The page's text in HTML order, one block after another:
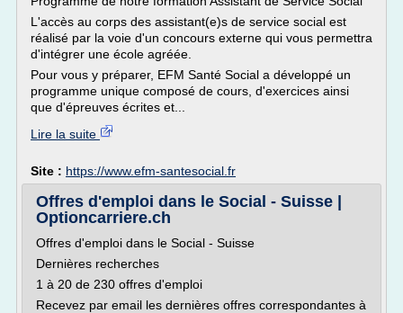
L'accès au corps des assistant(e)s de service social est
réalisé par la voie d'un concours externe qui vous permettra
d'intégrer une école agréée.
Pour vous y préparer, EFM Santé Social a développé un
programme unique composé de cours, d'exercices ainsi
que d'épreuves écrites et...
Lire la suite
Site : https://www.efm-santesocial.fr
Offres d'emploi dans le Social - Suisse |
Optioncarriere.ch
Offres d'emploi dans le Social - Suisse
Dernières recherches
1 à 20 de 230 offres d'emploi
Recevez par email les dernières offres correspondantes à